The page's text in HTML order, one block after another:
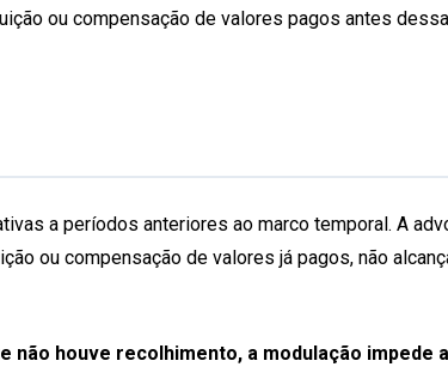
ou compensação de valores pagos antes
a períodos anteriores ao marco temporal. A
ou compensação de valores já pagos, não
não houve recolhimento, a modulação